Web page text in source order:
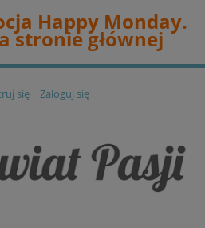
Happy Monday.
stronie głównej
się Zaloguj się